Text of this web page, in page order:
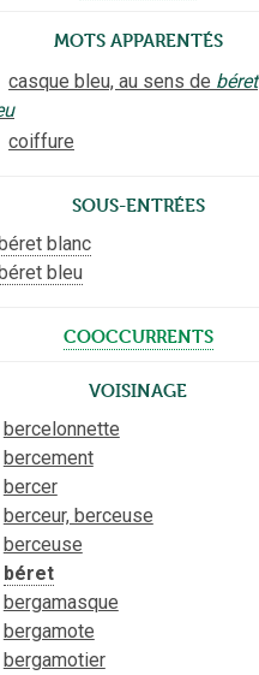
Mots apparentés
casque bleu, au sens de béret
coiffure
Sous-entrées
blanc
bleu
cooccurrents
Voisinage
bercelonnette
bercement
bercer
berceur, berceuse
berceuse
béret
bergamasque
bergamote
bergamotier